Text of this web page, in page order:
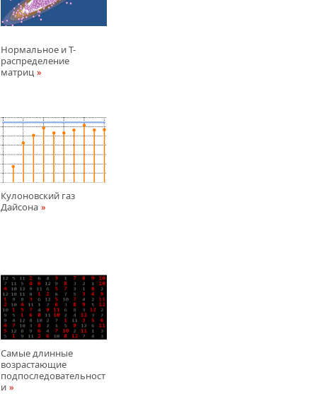
Нормальное и T-
распределение
матриц
Кулоновский газ
Дайсона
Самые длинные
возрастающие
подпоследовательност
и